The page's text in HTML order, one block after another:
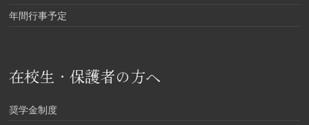
年間行事予定
在校生・保護者の方へ
奨学金制度